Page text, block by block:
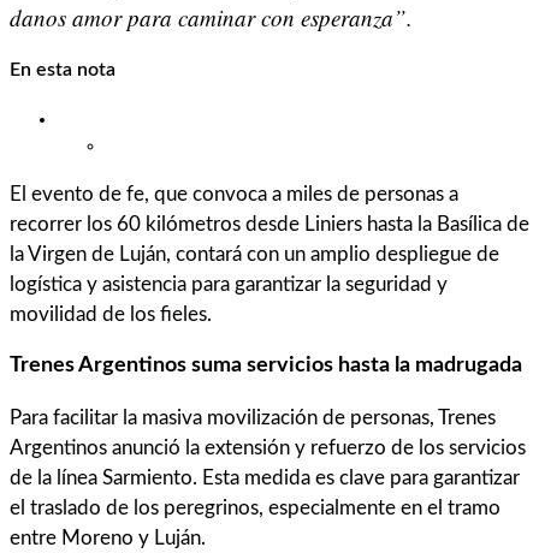
danos amor para caminar con esperanza”.
En esta nota
El evento de fe, que convoca a miles de personas a
recorrer los 60 kilómetros desde Liniers hasta la Basílica de
la Virgen de Luján, contará con un amplio despliegue de
logística y asistencia para garantizar la seguridad y
movilidad de los fieles.
Trenes Argentinos suma servicios hasta la madrugada
Para facilitar la masiva movilización de personas, Trenes
Argentinos anunció la extensión y refuerzo de los servicios
de la línea Sarmiento. Esta medida es clave para garantizar
el traslado de los peregrinos, especialmente en el tramo
entre Moreno y Luján.